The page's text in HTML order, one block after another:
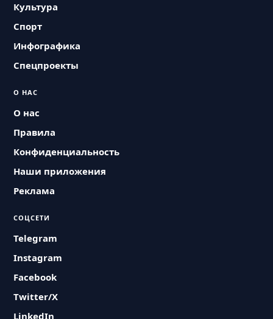
Культура
Спорт
Инфографика
Спецпроекты
О НАС
О нас
Правила
Конфиденциальность
Наши приложения
Реклама
СОЦСЕТИ
Telegram
Instagram
Facebook
Twitter/X
LinkedIn